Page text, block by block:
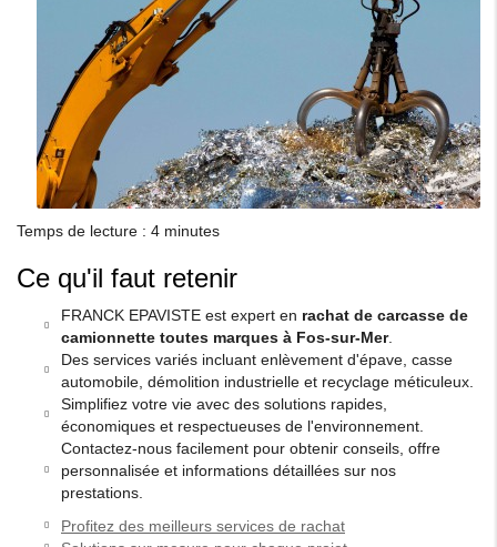
Temps de lecture : 4 minutes
Ce qu'il faut retenir
FRANCK EPAVISTE est expert en rachat de carcasse de
camionnette toutes marques à Fos-sur-Mer.
Des services variés incluant enlèvement d'épave, casse
automobile, démolition industrielle et recyclage méticuleux.
Simplifiez votre vie avec des solutions rapides,
économiques et respectueuses de l'environnement.
Contactez-nous facilement pour obtenir conseils, offre
personnalisée et informations détaillées sur nos
prestations.
Profitez des meilleurs services de rachat